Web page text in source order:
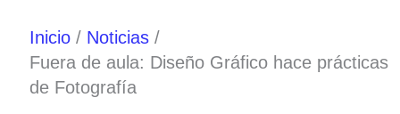
Inicio
Noticias
Fuera de aula: Diseño Gráfico hace prácticas
de Fotografía